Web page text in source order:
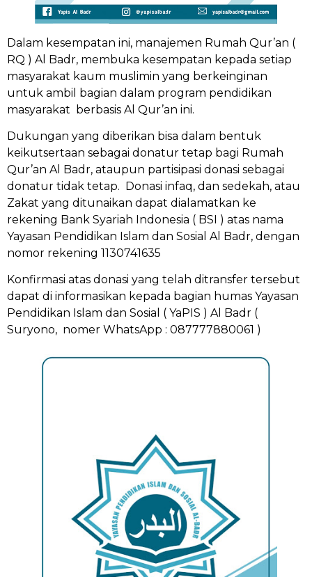
Dalam kesempatan ini, manajemen Rumah Qur’an (
RQ ) Al Badr, membuka kesempatan kepada setiap
masyarakat kaum muslimin yang berkeinginan
untuk ambil bagian dalam program pendidikan
masyarakat berbasis Al Qur’an ini.
Dukungan yang diberikan bisa dalam bentuk
keikutsertaan sebagai donatur tetap bagi Rumah
Qur’an Al Badr, ataupun partisipasi donasi sebagai
donatur tidak tetap. Donasi infaq, dan sedekah, atau
Zakat yang ditunaikan dapat dialamatkan ke
rekening Bank Syariah Indonesia ( BSI ) atas nama
Yayasan Pendidikan Islam dan Sosial Al Badr, dengan
nomor rekening 1130741635
Konfirmasi atas donasi yang telah ditransfer tersebut
dapat di informasikan kepada bagian humas Yayasan
Pendidikan Islam dan Sosial ( YaPIS ) Al Badr (
Suryono, nomer WhatsApp : 087777880061 )